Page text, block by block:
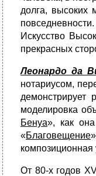
долга, высоких
Искусство
прекрасных
Леонардо да
нотариусом,
демонстрирует
моделировка
Бенуа», как
«Благовещение
композиционная
От 80-х годов